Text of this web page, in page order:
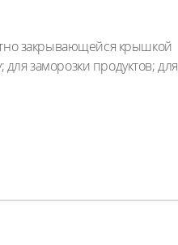
закрывающейся крышкой
заморозки продуктов; для